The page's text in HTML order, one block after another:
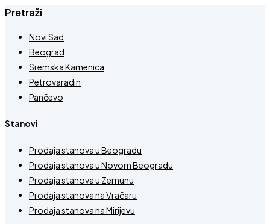
Pretraži
Novi Sad
Beograd
Sremska Kamenica
Petrovaradin
Pančevo
Stanovi
Prodaja stanova u Beogradu
Prodaja stanova u Novom Beogradu
Prodaja stanova u Zemunu
Prodaja stanova na Vračaru
Prodaja stanova na Mirijevu